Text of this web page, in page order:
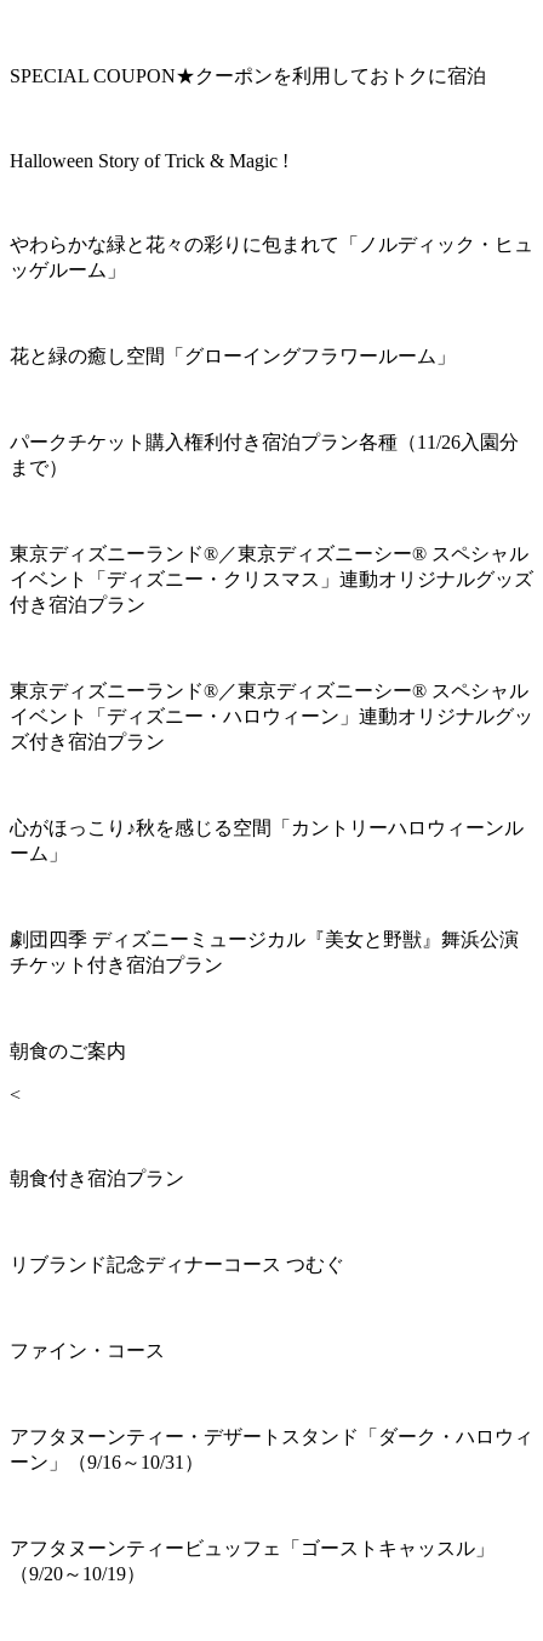
SPECIAL COUPON★クーポンを利用しておトクに宿泊
Halloween Story of Trick & Magic !
やわらかな緑と花々の彩りに包まれて「ノルディック・ヒュ
ッゲルーム」
花と緑の癒し空間「グローイングフラワールーム」
パークチケット購入権利付き宿泊プラン各種（11/26入園分
まで）
東京ディズニーランド®／東京ディズニーシー® スペシャル
イベント「ディズニー・クリスマス」連動オリジナルグッズ
付き宿泊プラン
東京ディズニーランド®／東京ディズニーシー® スペシャル
イベント「ディズニー・ハロウィーン」連動オリジナルグッ
ズ付き宿泊プラン
心がほっこり♪秋を感じる空間「カントリーハロウィーンル
ーム」
劇団四季 ディズニーミュージカル『美女と野獣』舞浜公演
チケット付き宿泊プラン
朝食のご案内
<
朝食付き宿泊プラン
リブランド記念ディナーコース つむぐ
ファイン・コース
アフタヌーンティー・デザートスタンド「ダーク・ハロウィ
ーン」（9/16～10/31）
アフタヌーンティービュッフェ「ゴーストキャッスル」
（9/20～10/19）